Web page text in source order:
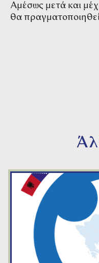
Αμέσως μετά και
θα